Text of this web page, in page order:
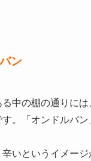
ン
中の棚の通りに
。「オンドルバ
いというイメー